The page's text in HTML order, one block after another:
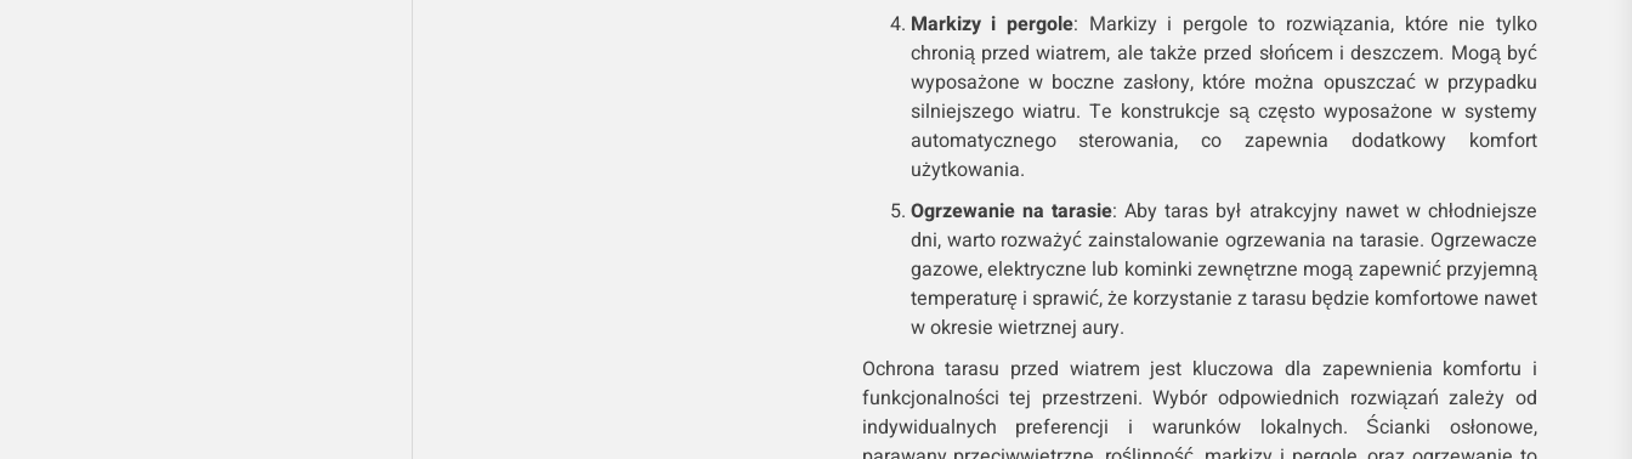
Markizy i pergole: Markizy i pergole to rozwiązania, które nie tylko
chronią przed wiatrem, ale także przed słońcem i deszczem. Mogą być
wyposażone w boczne zasłony, które można opuszczać w przypadku
silniejszego wiatru. Te konstrukcje są często wyposażone w systemy
automatycznego sterowania, co zapewnia dodatkowy komfort
użytkowania.
Ogrzewanie na tarasie: Aby taras był atrakcyjny nawet w chłodniejsze
dni, warto rozważyć zainstalowanie ogrzewania na tarasie. Ogrzewacze
gazowe, elektryczne lub kominki zewnętrzne mogą zapewnić przyjemną
temperaturę i sprawić, że korzystanie z tarasu będzie komfortowe nawet
w okresie wietrznej aury.
Ochrona tarasu przed wiatrem jest kluczowa dla zapewnienia komfortu i
funkcjonalności tej przestrzeni. Wybór odpowiednich rozwiązań zależy od
indywidualnych preferencji i warunków lokalnych. Ścianki osłonowe,